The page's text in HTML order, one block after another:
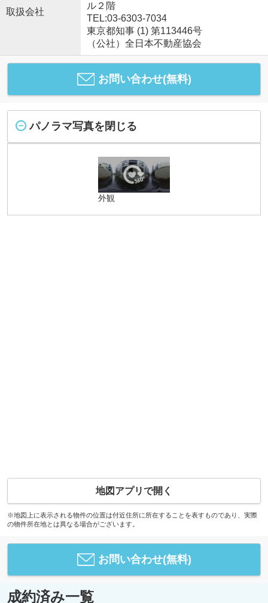
取扱会社
ル２階
TEL:03-6303-7034
東京都知事 (1) 第113446号
（公社）全日本不動産協会
お問い合わせ(無料)
パノラマ写真を閉じる
外観
地図アプリで開く
※地図上に表示される物件の位置は付近住所に所在することを表すものであり、実際
の物件所在地とは異なる場合がございます。
お問い合わせ(無料)
成約済み一覧